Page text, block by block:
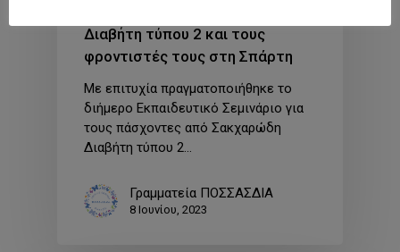
Διαβήτη τύπου 2 και τους
φροντιστές τους στη Σπάρτη
Με επιτυχία πραγματοποιήθηκε το
διήμερο Eκπαιδευτικό Σεμινάριο για
τους πάσχοντες από Σακχαρώδη
Διαβήτη τύπου 2…
Γραμματεία ΠΟΣΣΑΣΔΙΑ
8 Ιουνίου, 2023